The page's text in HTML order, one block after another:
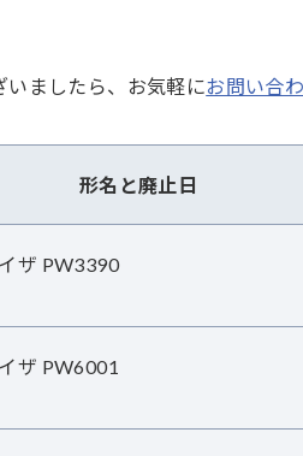
いましたら、お気軽にお問い合
形名と廃止日
ザ PW3390
ザ PW6001